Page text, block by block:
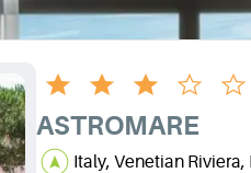
ASTROMARE
Italy, Venetian